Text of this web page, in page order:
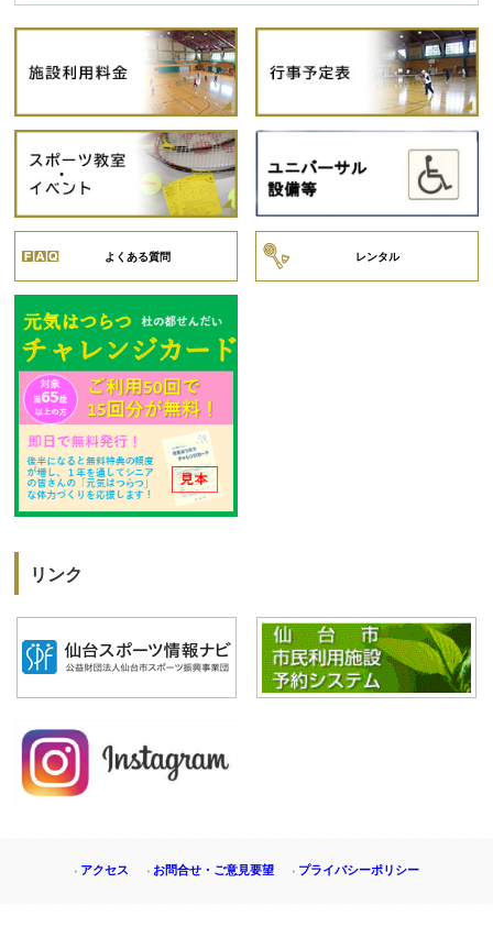
よくある質問 レンタル
リンク
アクセス お問合せ・ご意見要望 プライバシーポリシー